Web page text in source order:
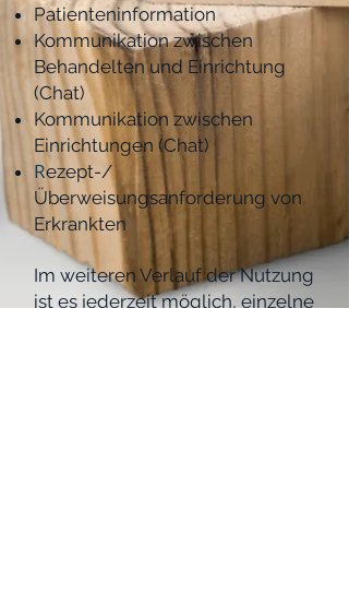
Patienteninformation
Kommunikation zwischen
Behandelten und Einrichtung
(Chat)
Kommunikation zwischen
Einrichtungen (Chat)
Rezept-/
Überweisungsanforderung von
Erkrankten
Im weiteren Verlauf der Nutzung
ist es jederzeit möglich, einzelne